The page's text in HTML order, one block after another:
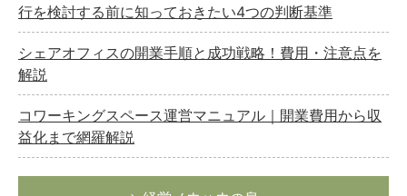
行を検討する前に知っておきたい4つの判断基準
シェアオフィスの開業手順と成功戦略！費用・注意点を
解説
コワーキングスペース運営マニュアル｜開業費用から収
益化まで網羅解説